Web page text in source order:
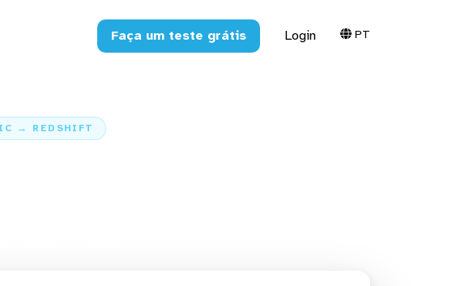
Faça um teste grátis Login PT
→ REDSHIFT